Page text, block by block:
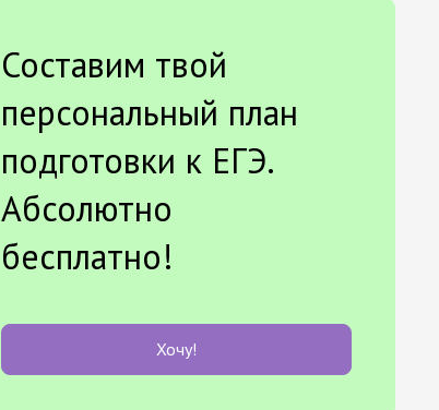
Составим твой
персональный план
подготовки к ЕГЭ.
Абсолютно
бесплатно!
Хочу!